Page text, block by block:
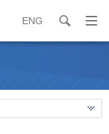
ENG search
打
開